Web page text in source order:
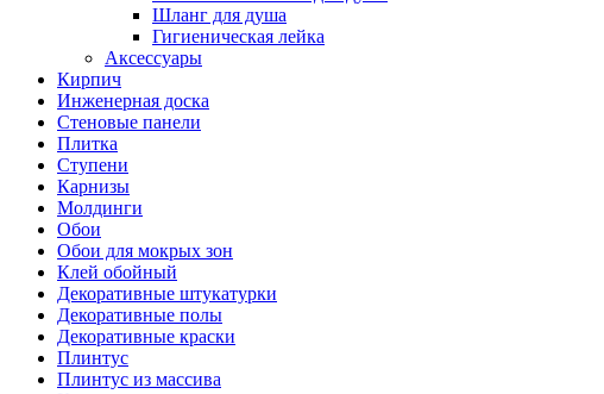
Шланг для душа
Гигиеническая лейка
Аксессуары
Кирпич
Инженерная доска
Стеновые панели
Плитка
Ступени
Карнизы
Молдинги
Обои
Обои для мокрых зон
Клей обойный
Декоративные штукатурки
Декоративные полы
Декоративные краски
Плинтус
Плинтус из массива